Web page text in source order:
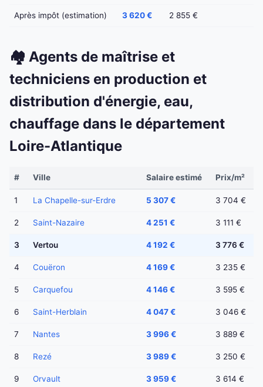
Après impôt (estimation) 3 620 € 2 855 €
🏘️ Agents de maîtrise et
techniciens en production et
distribution d'énergie, eau,
chauffage dans le département
Loire-Atlantique
# Ville Salaire estimé Prix/m²
1 La Chapelle-sur-Erdre 5 307 € 3 704 €
2 Saint-Nazaire 4 251 € 3 111 €
3 Vertou 4 192 € 3 776 €
4 Couëron 4 169 € 3 235 €
5 Carquefou 4 146 € 3 595 €
6 Saint-Herblain 4 047 € 3 046 €
7 Nantes 3 996 € 3 889 €
8 Rezé 3 989 € 3 250 €
9 Orvault 3 959 € 3 614 €